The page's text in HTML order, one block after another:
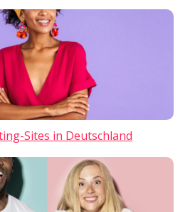
Sites in Deutschland